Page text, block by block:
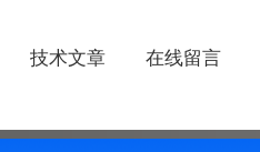
技术文章 在线留言